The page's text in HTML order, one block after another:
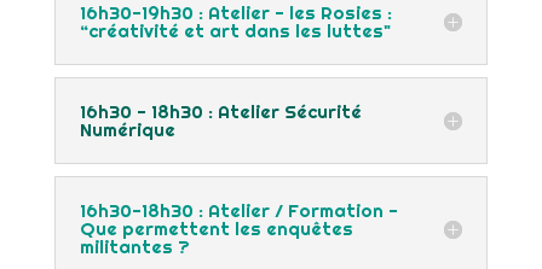
16h30-19h30 : Atelier - les Rosies :
“créativité et art dans les luttes"
16h30 - 18h30 : Atelier Sécurité
Numérique
16h30-18h30 : Atelier / Formation -
Que permettent les enquêtes
militantes ?